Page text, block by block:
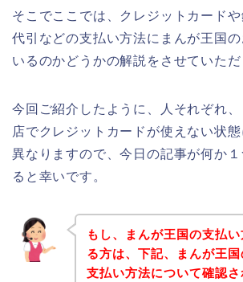
そこでここでは、クレジットカードや
代引などの支払い方法にまんが王国
いるのかどうかの解説をさせていただ
今回ご紹介したように、人それぞれ
店でクレジットカードが使えない状態
異なりますので、今日の記事が何か
ると幸いです。
もし、まんが王国の支払
る方は、下記、まんが王
支払い方法について確認